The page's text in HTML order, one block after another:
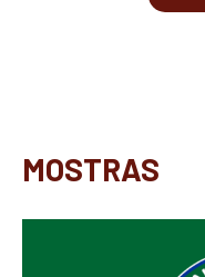
MOSTRAS